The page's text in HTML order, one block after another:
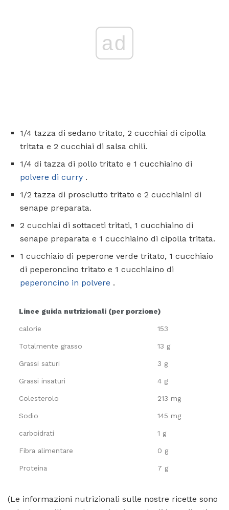
ad
1/4 tazza di sedano tritato, 2 cucchiai di cipolla
tritata e 2 cucchiai di salsa chili.
1/4 di tazza di pollo tritato e 1 cucchiaino di
polvere di curry .
1/2 tazza di prosciutto tritato e 2 cucchiaini di
senape preparata.
2 cucchiai di sottaceti tritati, 1 cucchiaino di
senape preparata e 1 cucchiaino di cipolla tritata.
1 cucchiaio di peperone verde tritato, 1 cucchiaio
di peperoncino tritato e 1 cucchiaino di
peperoncino in polvere .
Linee guida nutrizionali (per porzione)
calorie 153
Totalmente grasso 13 g
Grassi saturi 3 g
Grassi insaturi 4 g
Colesterolo 213 mg
Sodio 145 mg
carboidrati 1 g
Fibra alimentare 0 g
Proteina 7 g
(Le informazioni nutrizionali sulle nostre ricette sono